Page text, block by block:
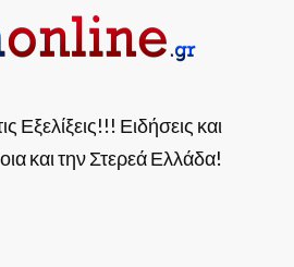
Εξελίξεις!!! Ειδήσεις και
και την Στερεά Ελλάδα!